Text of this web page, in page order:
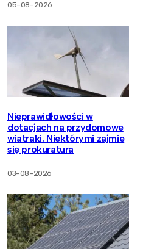
05-08-2026
Nieprawidłowości w
dotacjach na przydomowe
wiatraki. Niektórymi zajmie
się prokuratura
03-08-2026